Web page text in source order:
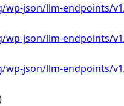
wp-json/llm-endpoints/
wp-json/llm-endpoints/
wp-json/llm-endpoints/